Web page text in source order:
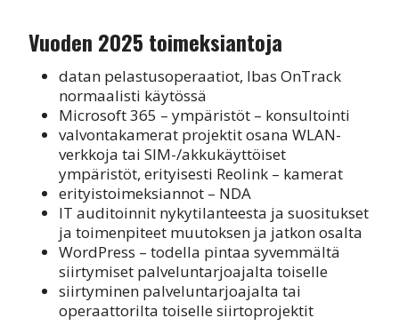
Vuoden 2025 toimeksiantoja
datan pelastusoperaatiot, Ibas OnTrack
normaalisti käytössä
Microsoft 365 – ympäristöt – konsultointi
valvontakamerat projektit osana WLAN-
verkkoja tai SIM-/akkukäyttöiset
ympäristöt, erityisesti Reolink – kamerat
erityistoimeksiannot – NDA
IT auditoinnit nykytilanteesta ja suositukset
ja toimenpiteet muutoksen ja jatkon osalta
WordPress – todella pintaa syvemmältä
siirtymiset palveluntarjoajalta toiselle
siirtyminen palveluntarjoajalta tai
operaattorilta toiselle siirtoprojektit